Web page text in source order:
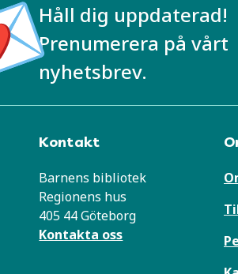
Håll dig uppdaterad!
Prenumerera på vårt
nyhetsbrev.
Kontakt
Barnens bibliotek
Regionens hus
405 44 Göteborg
Kontakta oss